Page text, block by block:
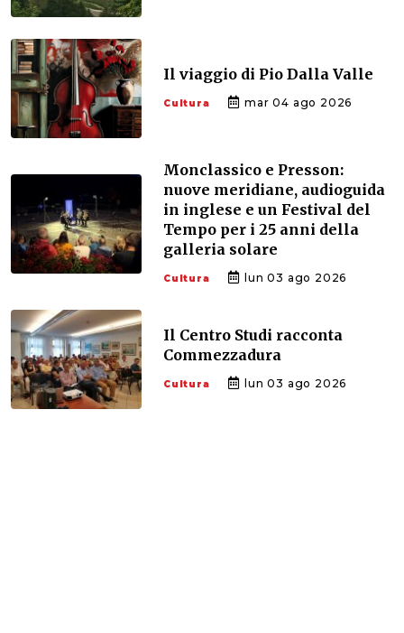
Il viaggio di Pio Dalla Valle
Cultura mar 04 ago 2026
Monclassico e Presson:
nuove meridiane, audioguida
in inglese e un Festival del
Tempo per i 25 anni della
galleria solare
Cultura lun 03 ago 2026
Il Centro Studi racconta
Commezzadura
Cultura lun 03 ago 2026